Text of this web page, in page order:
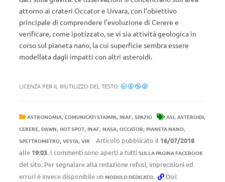
attorno ai crateri Occator e Urvara, con l’obiettivo
principale di comprendere l’evoluzione di Cerere e
verificare, come ipotizzato, se vi sia attività geologica in
corso sul pianeta nano, la cui superficie sembra essere
modellata dagli impatti con altri asteroidi.
LICENZA PER IL RIUTILIZZO DEL TESTO:
ASTRONOMIA, COMUNICATI STAMPA, INAF, SPAZIO ASI, ASTEROIDI,
CERERE, DAWN, HOT SPOT, INAF, NASA, OCCATOR, PIANETA NANO,
SPETTROMETRO, VESTA, VIR Articolo pubblicato il 16/07/2018
alle 19:03. I commenti sono aperti a tutti SULLA PAGINA FACEBOOK
del sito. Per segnalare alla redazione refusi, imprecisioni ed
errori è invece disponibile un MODULO DEDICATO. Doi: